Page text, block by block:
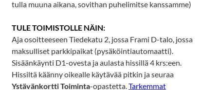
tulla muuna aikana, sovithan puhelimitse kanssamme)
TULE TOIMISTOLLE NÄIN:
Aja osoitteeseen Tiedekatu 2, jossa Frami D-talo, jossa
maksulliset parkkipaikat (pysäköintiautomaatti).
Sisäänkäynti D1-ovesta ja aulasta hissillä 4 krs:een.
Hissiltä käänny oikealle käytävää pitkin ja seuraa
Ystävänkortti Toiminta-opastetta.Tarkemmat